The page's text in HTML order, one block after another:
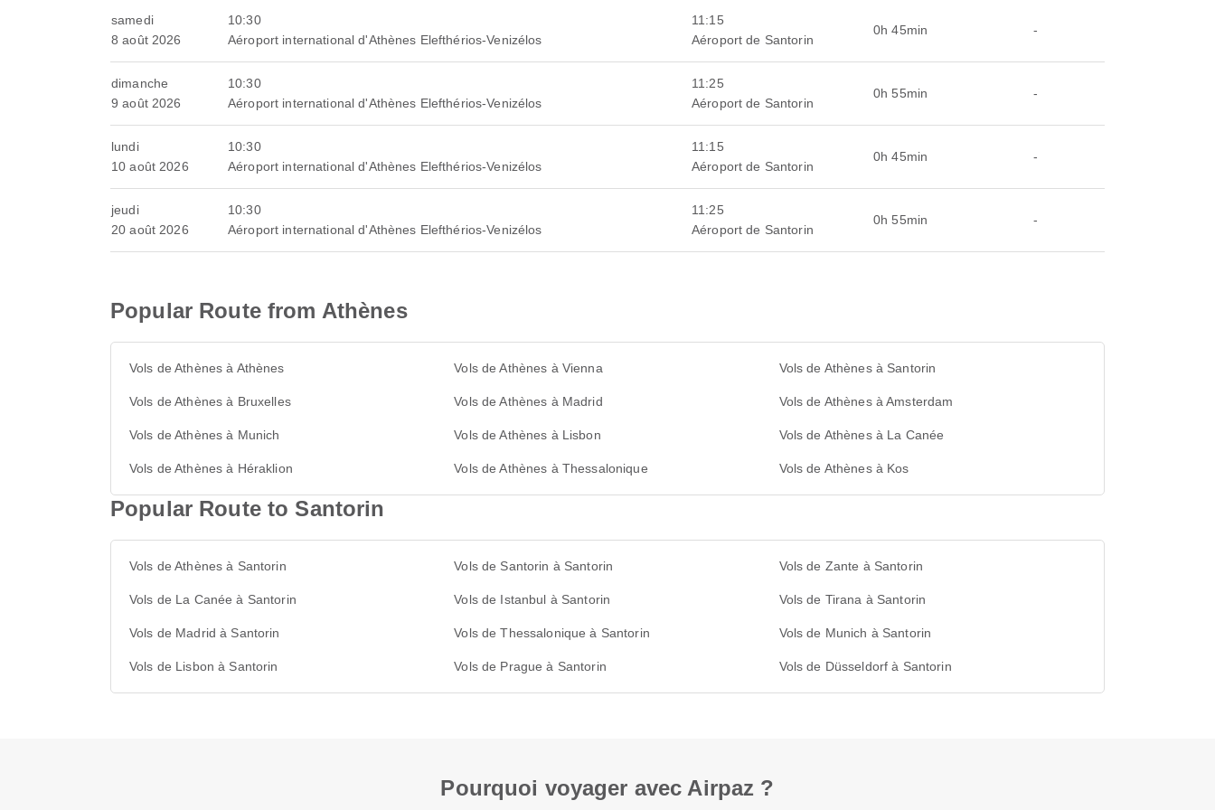
samedi
8 août 2026
10:30
Aéroport international d'Athènes Elefthérios-Venizélos
11:15
Aéroport de Santorin
0h 45min -
dimanche
9 août 2026
10:30
Aéroport international d'Athènes Elefthérios-Venizélos
11:25
Aéroport de Santorin
0h 55min -
lundi
10 août 2026
10:30
Aéroport international d'Athènes Elefthérios-Venizélos
11:15
Aéroport de Santorin
0h 45min -
jeudi
20 août 2026
10:30
Aéroport international d'Athènes Elefthérios-Venizélos
11:25
Aéroport de Santorin
0h 55min -
Popular Route from Athènes
Vols de Athènes à Athènes Vols de Athènes à Vienna Vols de Athènes à Santorin
Vols de Athènes à Bruxelles Vols de Athènes à Madrid Vols de Athènes à Amsterdam
Vols de Athènes à Munich Vols de Athènes à Lisbon Vols de Athènes à La Canée
Vols de Athènes à Héraklion Vols de Athènes à Thessalonique Vols de Athènes à Kos
Popular Route to Santorin
Vols de Athènes à Santorin Vols de Santorin à Santorin Vols de Zante à Santorin
Vols de La Canée à Santorin Vols de Istanbul à Santorin Vols de Tirana à Santorin
Vols de Madrid à Santorin Vols de Thessalonique à Santorin Vols de Munich à Santorin
Vols de Lisbon à Santorin Vols de Prague à Santorin Vols de Düsseldorf à Santorin
Pourquoi voyager avec Airpaz ?